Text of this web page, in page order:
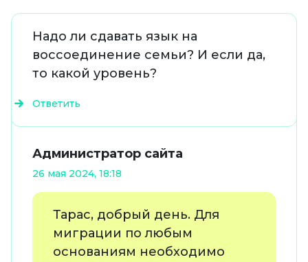
Надо ли сдавать язык на
воссоединение семьи? И если да,
то какой уровень?
Ответить
Администратор сайта
26 мая 2024, 18:18
Тарас, добрый день. Для
миграции по любым
основаниям необходимо